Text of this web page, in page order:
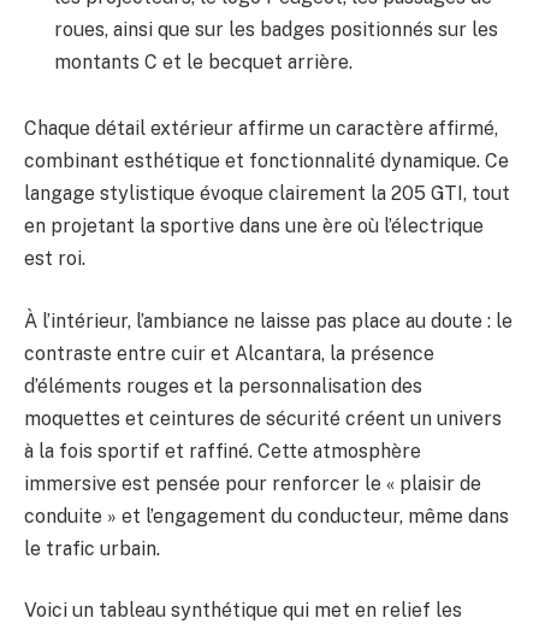
roues, ainsi que sur les badges positionnés sur les
montants C et le becquet arrière.
Chaque détail extérieur affirme un caractère affirmé,
combinant esthétique et fonctionnalité dynamique. Ce
langage stylistique évoque clairement la 205 GTI, tout
en projetant la sportive dans une ère où l’électrique
est roi.
À l’intérieur, l’ambiance ne laisse pas place au doute : le
contraste entre cuir et Alcantara, la présence
d’éléments rouges et la personnalisation des
moquettes et ceintures de sécurité créent un univers
à la fois sportif et raffiné. Cette atmosphère
immersive est pensée pour renforcer le « plaisir de
conduite » et l’engagement du conducteur, même dans
le trafic urbain.
Voici un tableau synthétique qui met en relief les